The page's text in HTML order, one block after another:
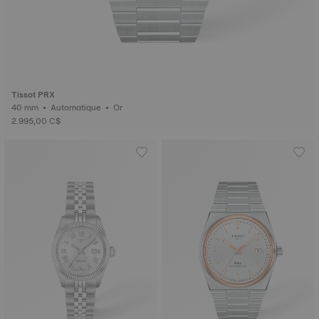
Tissot PRX
40 mm • Automatique • Or
2.995,00 C$